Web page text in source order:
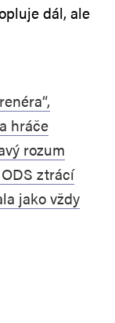
dál, ale
hráče
rozum
ztrácí
jako vždy